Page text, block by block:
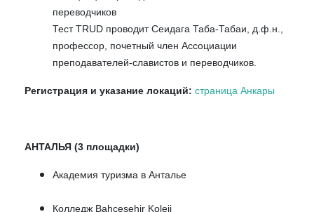
переводчиков
Тест TRUD проводит Сеидага Таба-Табаи, д.ф.н.,
профессор, почетный член Ассоциации
преподавателей-славистов и переводчиков.
Регистрация и указание локаций: страница Анкары
АНТАЛЬЯ (3 площадки)
Академия туризма в Анталье
Колледж Bahçeşehir Koleji